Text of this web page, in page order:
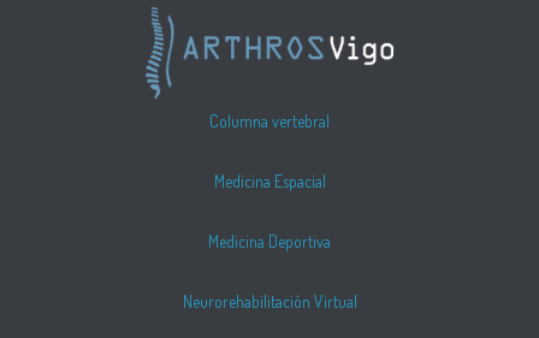
Columna vertebral
Medicina Espacial
Medicina Deportiva
Neurorehabilitación Virtual